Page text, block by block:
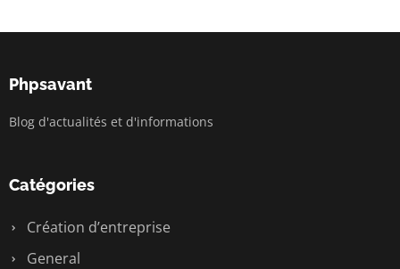
Phpsavant
Blog d'actualités et d'informations
Catégories
Création d’entreprise
General